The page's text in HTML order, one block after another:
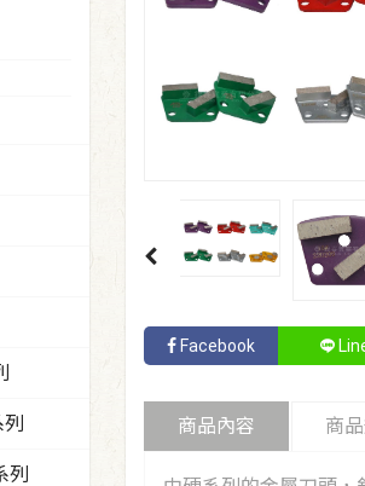
列
Facebook
商品內容 商